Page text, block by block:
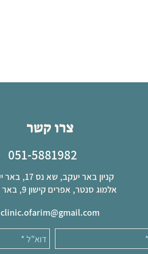
צרו קשר
051-5881982
קניון באר יעקב, שא נס 17, באר יעקב
אלמוג סנטר, אפרים קישון 9, באר יעקב
clinic.ofarim@gmail.com